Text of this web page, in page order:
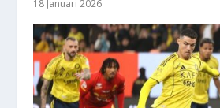
18 Januari 2026